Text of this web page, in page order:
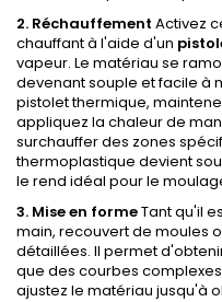
2. Réchauffement Activez
chauffant à l'aide d'un
vapeur. Le matériau se
devenant souple et facile à
pistolet thermique,
appliquez la chaleur de
surchauffer des zones
thermoplastique devient
le rend idéal pour le
3. Mise en formeTant qu'il
main, recouvert de moules
détaillées. Il permet
que des courbes
ajustez le matériau jusqu'à